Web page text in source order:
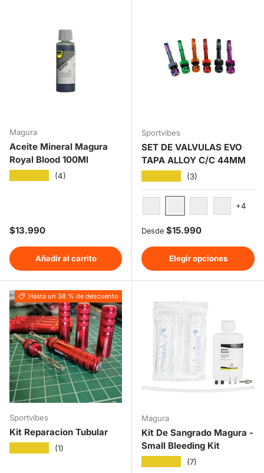
Magura
Aceite Mineral Magura
Royal Blood 100Ml
(4)
Precio normal
$13.990
Añadir al carrito
Sportvibes
SET DE VALVULAS EVO
TAPA ALLOY C/C 44MM
(3)
Roja MoradaVerde Azul
+4
Precio normal
Desde $15.990
Elegir opciones
Hasta un 38 % de descuento
Sportvibes
Kit Reparacion Tubular
(1)
Magura
Kit De Sangrado Magura -
Small Bleeding Kit
(7)